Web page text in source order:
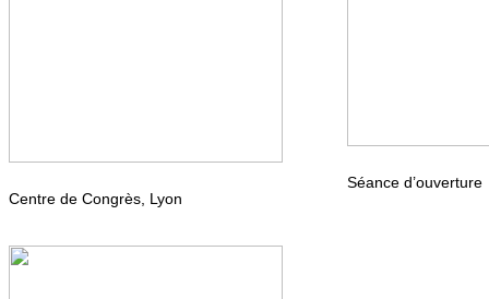
Centre de Congrès, Lyon
Séance d’ouverture